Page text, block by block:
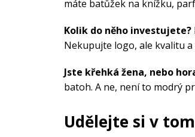
máte batůžek na knížku,
Kolik do něho investujete?
Nekupujte logo, ale kvalitu
Jste křehká žena, nebo
batoh. A ne, není to modrý
Udělejte si v